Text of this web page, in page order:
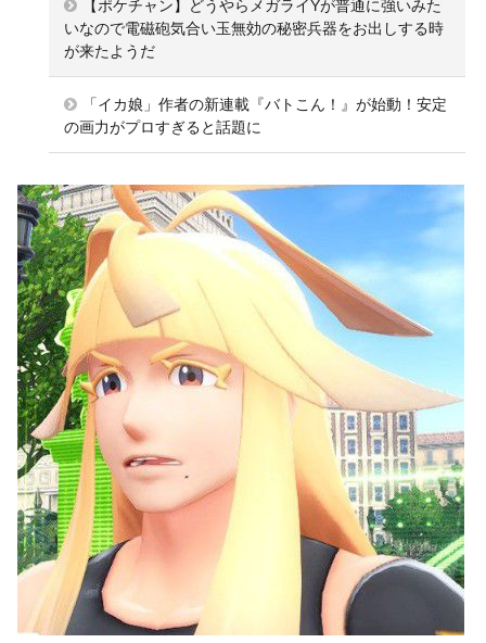
【ポケチャン】どうやらメガライYが普通に強いみた
いなので電磁砲気合い玉無効の秘密兵器をお出しする時
が来たようだ
「イカ娘」作者の新連載『バトこん！』が始動！安定
の画力がプロすぎると話題に